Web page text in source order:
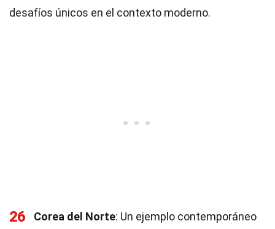
desafíos únicos en el contexto moderno.
26 Corea del Norte: Un ejemplo contemporáneo